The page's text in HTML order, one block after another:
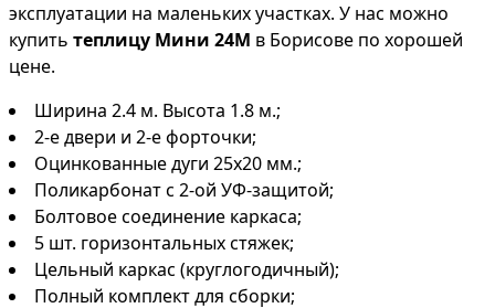
эксплуатации на маленьких участках. У нас можно
купить теплицу Мини 24М в Борисове по хорошей
цене.
Ширина 2.4 м. Высота 1.8 м.;
2-е двери и 2-е форточки;
Оцинкованные дуги 25х20 мм.;
Поликарбонат с 2-ой УФ-защитой;
Болтовое соединение каркаса;
5 шт. горизонтальных стяжек;
Цельный каркас (круглогодичный);
Полный комплект для сборки;